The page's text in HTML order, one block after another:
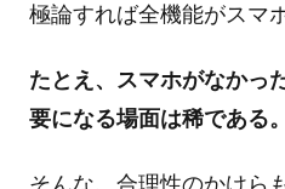
極論すれば全機能がスマ
たとえ、スマホがなかっ
要になる場面は稀である。
そんな、合理性のかけら